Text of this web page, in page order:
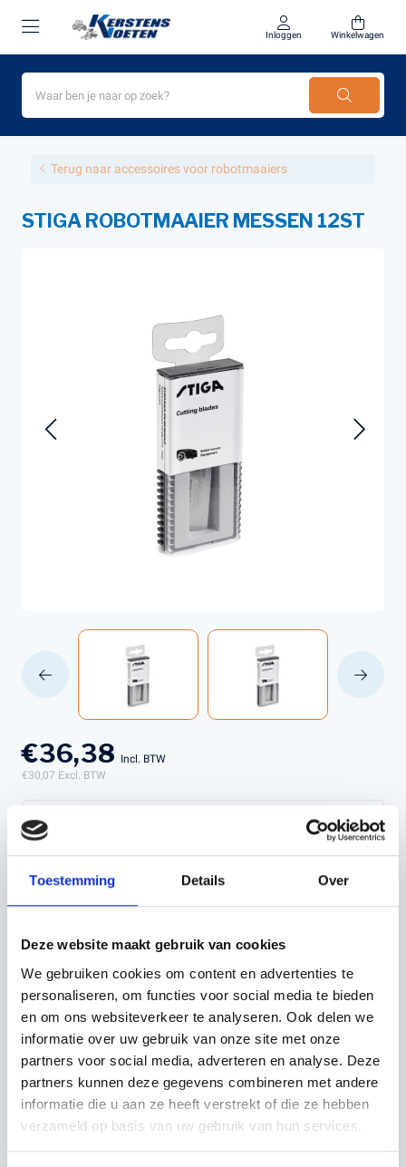
Toestemming Details Over
Deze website maakt gebruik van cookies
We gebruiken cookies om content en advertenties te
personaliseren, om functies voor social media te bieden
en om ons websiteverkeer te analyseren. Ook delen we
informatie over uw gebruik van onze site met onze
partners voor social media, adverteren en analyse. Deze
partners kunnen deze gegevens combineren met andere
informatie die u aan ze heeft verstrekt of die ze hebben
verzameld op basis van uw gebruik van hun services.
Inloggen Winkelwagen
Terug naar accessoires voor robotmaaiers
STIGA ROBOTMAAIER MESSEN 12ST
€36,38 Incl. BTW
€30,07 Excl. BTW
In winkelwagen
OMSCHRIJVING
Deze originele messen met boutjes passend voor de
volgende modellen.
Stiga A500